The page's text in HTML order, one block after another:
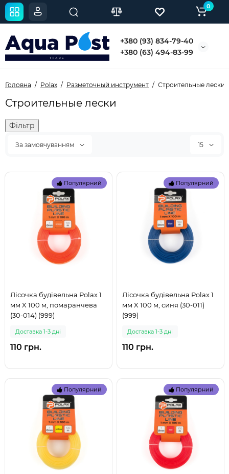
+380 (93) 834-79-40
+380 (63) 494-83-99
0
Головна Polax Разметочный инструмент Строительные лески
Строительные лески
Фільтр
За замовчуванням 15
Популярний
Лісочка будівельна Polax 1
мм X 100 м, помаранчева
(30-014) (999)
Доставка 1-3 дні
110 грн.
Популярний
Лісочка будівельна Polax 1
мм X 100 м, синя (30-011)
(999)
Доставка 1-3 дні
110 грн.
Популярний Популярний